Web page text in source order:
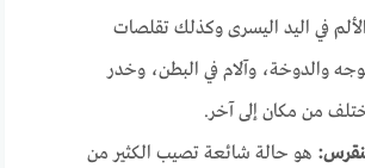
في اليد اليسرى وكذلك تقلصات
والدوخة، وآلام في البطن، وخدر
من مكان إلى آخر.
هو حالة شائعة تصيب الكثير من